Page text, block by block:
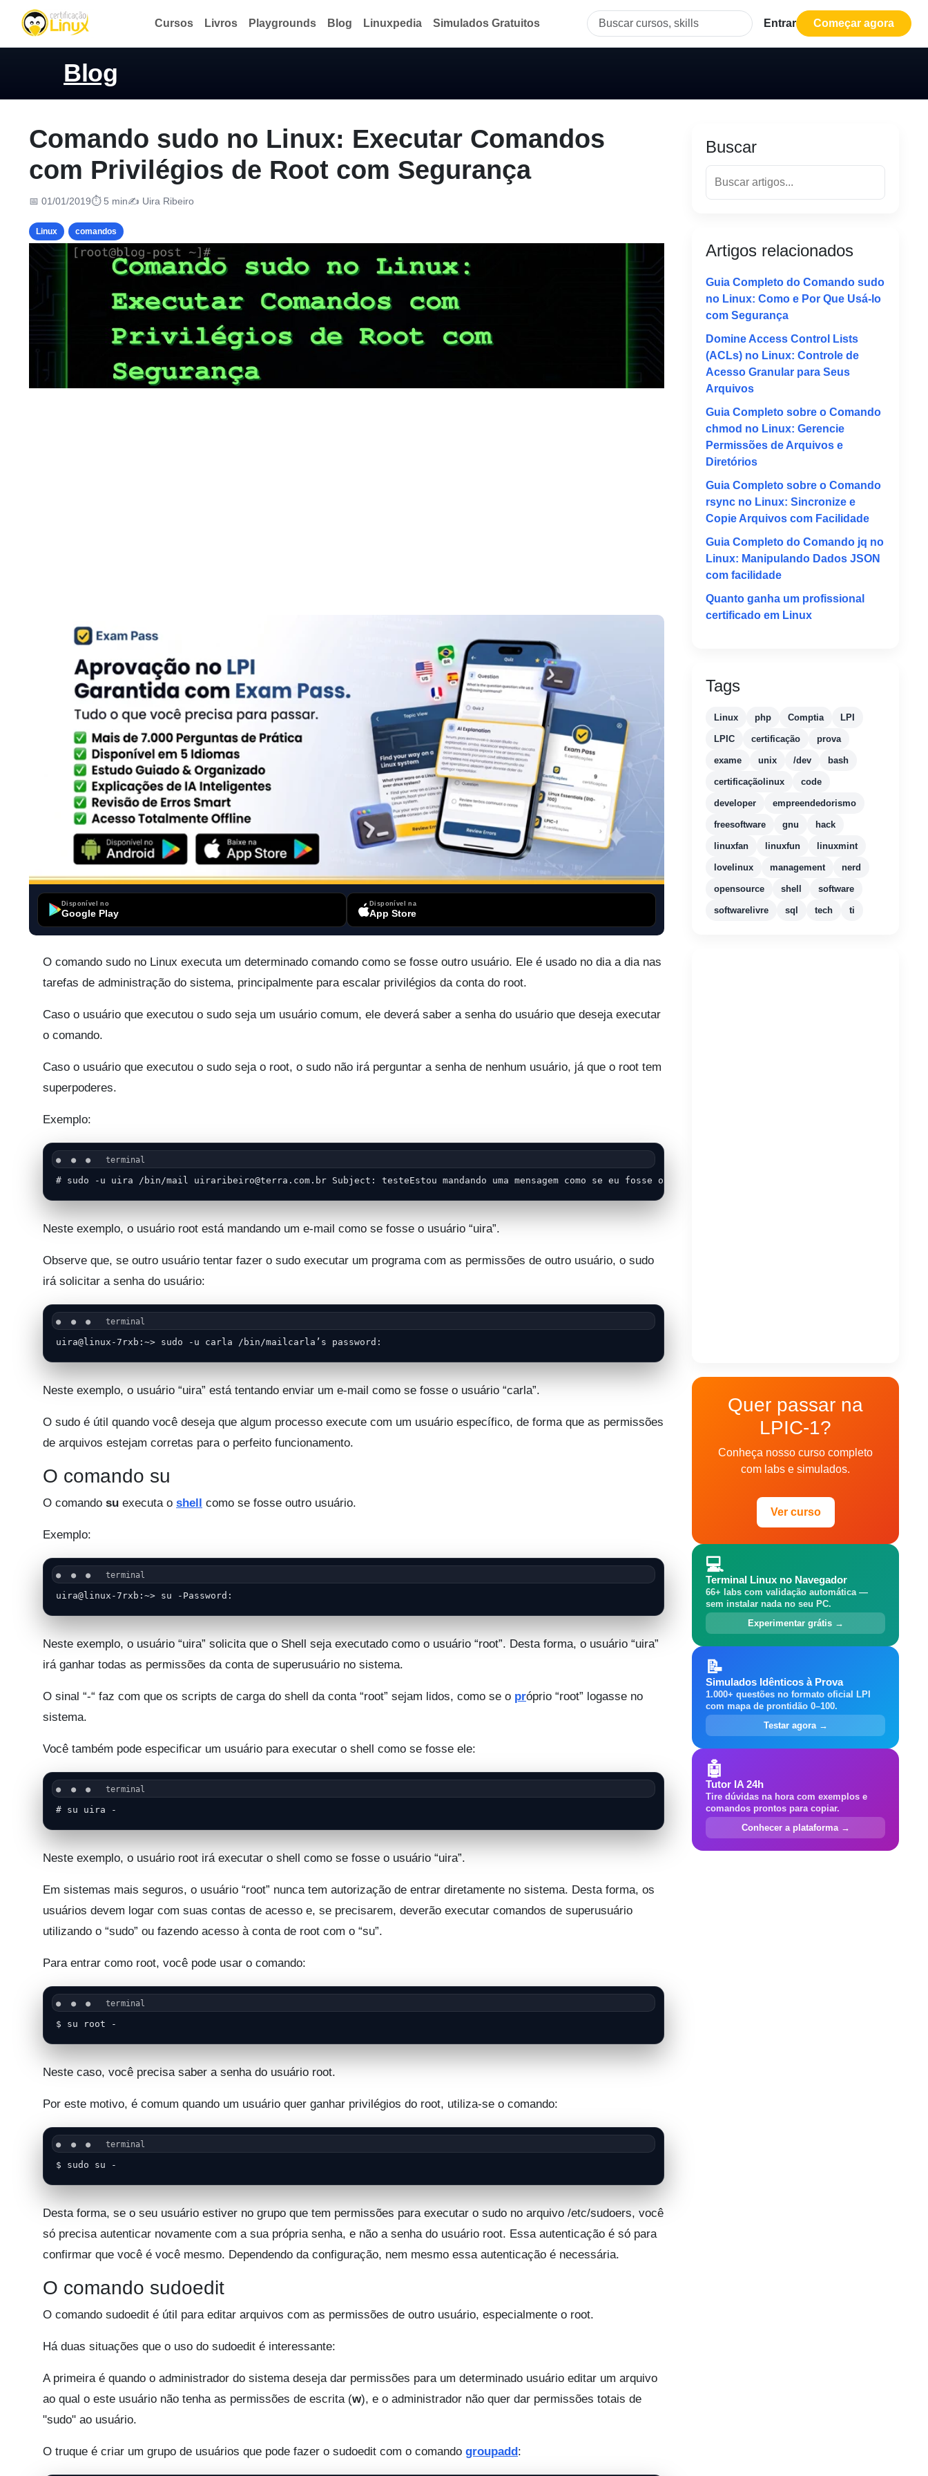
Cursos Livros Playgrounds Blog Linuxpedia Simulados Gratuitos Entrar Começar agora
Blog
Comando sudo no Linux: Executar Comandos
com Privilégios de Root com Segurança
📅 01/01/2019⏱ 5 min✍️ Uira Ribeiro
Linux comandos
Disponível no
Google Play
Disponível na
App Store
O comando sudo no Linux executa um determinado comando como se fosse outro usuário. Ele é usado no dia a dia nas
tarefas de administração do sistema, principalmente para escalar privilégios da conta do root.
Caso o usuário que executou o sudo seja um usuário comum, ele deverá saber a senha do usuário que deseja executar
o comando.
Caso o usuário que executou o sudo seja o root, o sudo não irá perguntar a senha de nenhum usuário, já que o root tem
superpoderes.
Exemplo:
# sudo -u uira /bin/mail uiraribeiro@terra.com.br Subject: testeEstou mandando uma mensagem como se eu fosse o prof. Uirá.EOT
Neste exemplo, o usuário root está mandando um e-mail como se fosse o usuário “uira”.
Observe que, se outro usuário tentar fazer o sudo executar um programa com as permissões de outro usuário, o sudo
irá solicitar a senha do usuário:
uira@linux-7rxb:~> sudo -u carla /bin/mailcarla’s password:
Neste exemplo, o usuário “uira” está tentando enviar um e-mail como se fosse o usuário “carla”.
O sudo é útil quando você deseja que algum processo execute com um usuário específico, de forma que as permissões
de arquivos estejam corretas para o perfeito funcionamento.
O comando su
O comando su executa o shell como se fosse outro usuário.
Exemplo:
uira@linux-7rxb:~> su -Password:
Neste exemplo, o usuário “uira” solicita que o Shell seja executado como o usuário “root”. Desta forma, o usuário “uira”
irá ganhar todas as permissões da conta de superusuário no sistema.
O sinal “-“ faz com que os scripts de carga do shell da conta “root” sejam lidos, como se o próprio “root” logasse no
sistema.
Você também pode especificar um usuário para executar o shell como se fosse ele:
# su uira -
Neste exemplo, o usuário root irá executar o shell como se fosse o usuário “uira”.
Em sistemas mais seguros, o usuário “root” nunca tem autorização de entrar diretamente no sistema. Desta forma, os
usuários devem logar com suas contas de acesso e, se precisarem, deverão executar comandos de super­usuário
utilizando o “sudo” ou fazendo acesso à conta de root com o “su”.
Para entrar como root, você pode usar o comando:
$ su root -
Neste caso, você precisa saber a senha do usuário root.
Por este motivo, é comum quando um usuário quer ganhar privilégios do root, utiliza-se o comando:
$ sudo su -
Desta forma, se o seu usuário estiver no grupo que tem permissões para executar o sudo no arquivo /etc/sudoers, você
só precisa autenticar novamente com a sua própria senha, e não a senha do usuário root. Essa autenticação é só para
confirmar que você é você mesmo. Dependendo da configuração, nem mesmo essa autenticação é necessária.
O comando sudoedit
O comando sudoedit é útil para editar arquivos com as permissões de outro usuário, especialmente o root.
Há duas situações que o uso do sudoedit é interessante:
A primeira é quando o administrador do sistema deseja dar permissões para um determinado usuário editar um arquivo
ao qual o este usuário não tenha as permissões de escrita (w), e o administrador não quer dar permissões totais de
"sudo" ao usuário.
O truque é criar um grupo de usuários que pode fazer o sudoedit com o comando groupadd:
Buscar
Artigos relacionados
Guia Completo do Comando sudo
no Linux: Como e Por Que Usá-lo
com Segurança
Domine Access Control Lists
(ACLs) no Linux: Controle de
Acesso Granular para Seus
Arquivos
Guia Completo sobre o Comando
chmod no Linux: Gerencie
Permissões de Arquivos e
Diretórios
Guia Completo sobre o Comando
rsync no Linux: Sincronize e
Copie Arquivos com Facilidade
Guia Completo do Comando jq no
Linux: Manipulando Dados JSON
com facilidade
Quanto ganha um profissional
certificado em Linux
Tags
Linux php Comptia LPI
LPIC certificação prova
exame unix /dev bash
certificaçãolinux code
developer empreendedorismo
freesoftware gnu hack
linuxfan linuxfun linuxmint
lovelinux management nerd
opensource shell software
softwarelivre sql tech ti
Quer passar na
LPIC-1?
Conheça nosso curso completo
com labs e simulados.
Ver curso
💻
Terminal Linux no Navegador
66+ labs com validação automática —
sem instalar nada no seu PC.
Experimentar grátis →
📝
Simulados Idênticos à Prova
1.000+ questões no formato oficial LPI
com mapa de prontidão 0–100.
Testar agora →
🤖
Tutor IA 24h
Tire dúvidas na hora com exemplos e
comandos prontos para copiar.
Conhecer a plataforma →